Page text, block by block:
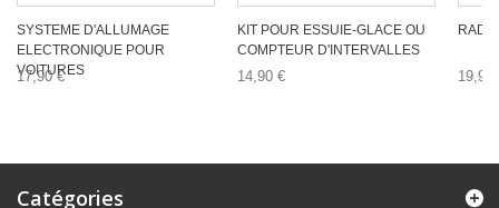
SYSTEME D'ALLUMAGE
ELECTRONIQUE POUR
VOITURES
17,90 €
KIT POUR ESSUIE-GLACE OU
COMPTEUR D'INTERVALLES
14,90 € 19,90
Catégories